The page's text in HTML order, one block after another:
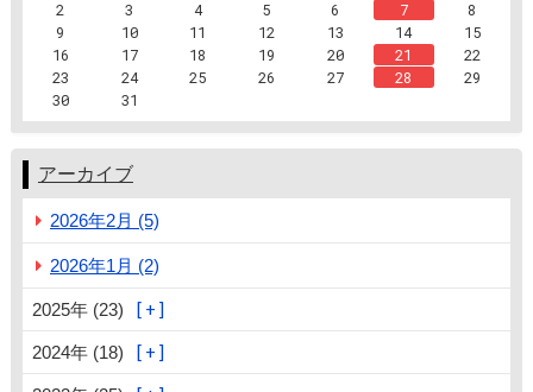
2
3 4 5 6 7
8
9
10 11 12 13 14
15
16
17 18 19 20 21
22
23
24 25 26 27 28
29
30
31
アーカイブ
2026年2月 (5)
2026年1月 (2)
2025年 (23)
2024年 (18)